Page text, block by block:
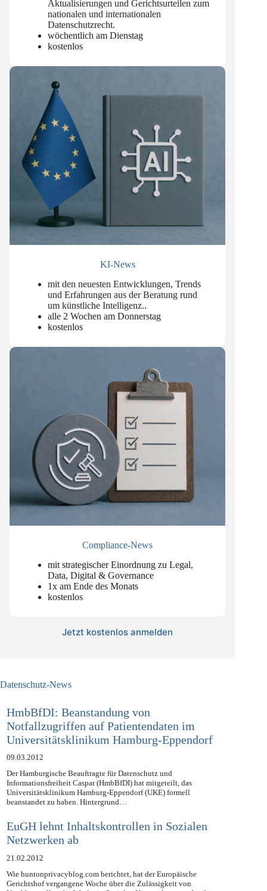
mit wichtigen Änderungen,
Aktualisierungen und Gerichtsurteilen zum
nationalen und internationalen
Datenschutzrecht.
wöchentlich am Dienstag
mit den neuesten Entwicklungen, Trends
und Erfahrungen aus der Beratung rund
um künstliche Intelligenz..
alle 2 Wochen am Donnerstag
mit strategischer Einordnung zu Legal,
Data, Digital & Governance
1x am Ende des Monats
HmbBfDI: Beanstandung von
Notfallzugriffen auf Patientendaten im
Universitätsklinikum Hamburg-Eppendorf
09.03.2012
Der Hamburgische Beauftragte für Datenschutz und
Informationsfreiheit Caspar (HmbBfDI) hat mitgeteilt, das
Universitätsklinikum Hamburg-Eppendorf (UKE) formell
EuGH lehnt Inhaltskontrollen in Sozialen
Netzwerken ab
21.02.2012
Wie huntonprivacyblog.com berichtet, hat der Europäische